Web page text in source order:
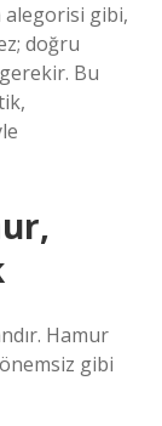
alegorisi gibi,
doğru
Bu
Hamur
gibi